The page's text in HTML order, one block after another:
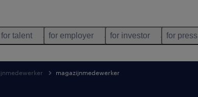
for talent for employer for investor for press
magazijnmedewerker